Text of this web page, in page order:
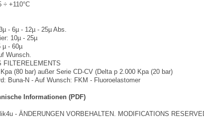
÷ +110°C
- 6µ - 12µ - 25µ Abs.
10µ - 25µ
µ - 60µ
Wunsch.
FILTERELEMENTS
(80 bar) außer Serie CD-CV (Delta p 2.000 Kpa (20 bar)
Buna-N - Auf Wunsch: FKM - Fluoroelastomer
Informationen (PDF)
- ÄNDERUNGEN VORBEHALTEN. MODIFICATIONS